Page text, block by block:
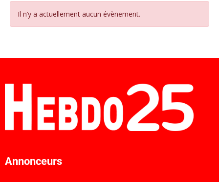
Il n’y a actuellement aucun évènement.
Annonceurs